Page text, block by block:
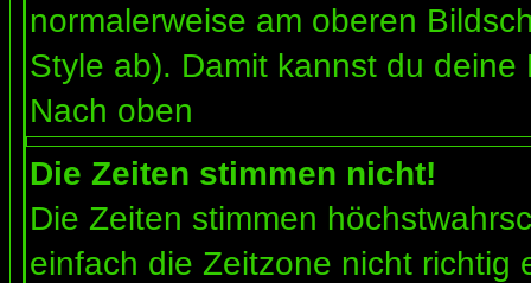
normalerweise am oberen
Style ab). Damit kannst du
Nach oben
Die Zeiten stimmen nicht!
Die Zeiten stimmen
einfach die Zeitzone nicht richtig